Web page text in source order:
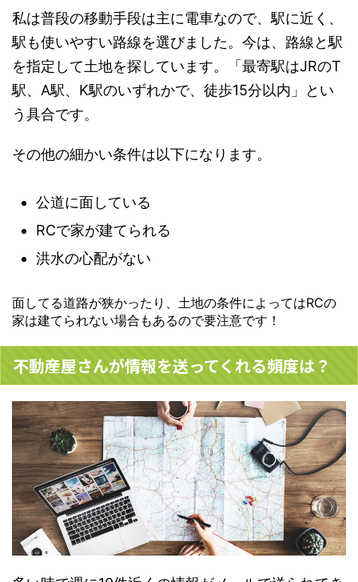
私は普段の移動手段は主に電車なので、駅に近く、
駅も使いやすい路線を選びました。今は、 路線と駅
を指定して土地を探しています。「最寄駅はJRのT
駅、A駅、K駅のいずれかで、徒歩15分以内」とい
う具合です。
その他の細かい条件は以下になります。
公道に面している
RCで家が建てられる
洪水の心配がない
面してる道路が狭かったり、土地の条件によってはRCの
家は建てられない場合もあるので要注意です！
不動産屋さんが情報を送ってくれる頻度は？